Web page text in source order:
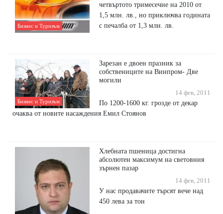
Бизнес и Туризъм
четвъртото тримесечие на 2010 от
1,5 млн. лв., но приключва годината
с печалба от 1,3 млн. лв.
Бизнес и Туризъм
Зарезан е двоен празник за
собствениците на Винпром- Две
могили
14 фев, 2011
По 1200-1600 кг. грозде от декар
очаква от новите насаждения Емил Стоянов
Хлебната пшеница достигна
абсолютен максимум на световния
зърнен пазар
14 фев, 2011
У нас продавачите търсят вече над
450 лева за тон